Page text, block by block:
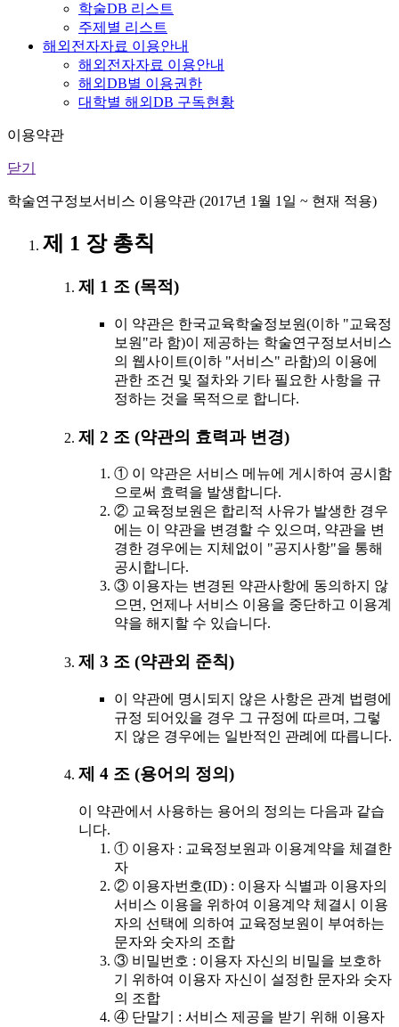
학술DB 리스트
주제별 리스트
해외전자자료 이용안내
해외전자자료 이용안내
해외DB별 이용권한
대학별 해외DB 구독현황
이용약관
닫기
학술연구정보서비스 이용약관 (2017년 1월 1일 ~ 현재 적용)
제 1 장 총칙
제 1 조 (목적)
이 약관은 한국교육학술정보원(이하 "교육정
보원"라 함)이 제공하는 학술연구정보서비스
의 웹사이트(이하 "서비스" 라함)의 이용에
관한 조건 및 절차와 기타 필요한 사항을 규
정하는 것을 목적으로 합니다.
제 2 조 (약관의 효력과 변경)
① 이 약관은 서비스 메뉴에 게시하여 공시함
으로써 효력을 발생합니다.
② 교육정보원은 합리적 사유가 발생한 경우
에는 이 약관을 변경할 수 있으며, 약관을 변
경한 경우에는 지체없이 "공지사항"을 통해
공시합니다.
③ 이용자는 변경된 약관사항에 동의하지 않
으면, 언제나 서비스 이용을 중단하고 이용계
약을 해지할 수 있습니다.
제 3 조 (약관외 준칙)
이 약관에 명시되지 않은 사항은 관계 법령에
규정 되어있을 경우 그 규정에 따르며, 그렇
지 않은 경우에는 일반적인 관례에 따릅니다.
제 4 조 (용어의 정의)
이 약관에서 사용하는 용어의 정의는 다음과 같습
니다.
① 이용자 : 교육정보원과 이용계약을 체결한
자
② 이용자번호(ID) : 이용자 식별과 이용자의
서비스 이용을 위하여 이용계약 체결시 이용
자의 선택에 의하여 교육정보원이 부여하는
문자와 숫자의 조합
③ 비밀번호 : 이용자 자신의 비밀을 보호하
기 위하여 이용자 자신이 설정한 문자와 숫자
의 조합
④ 단말기 : 서비스 제공을 받기 위해 이용자